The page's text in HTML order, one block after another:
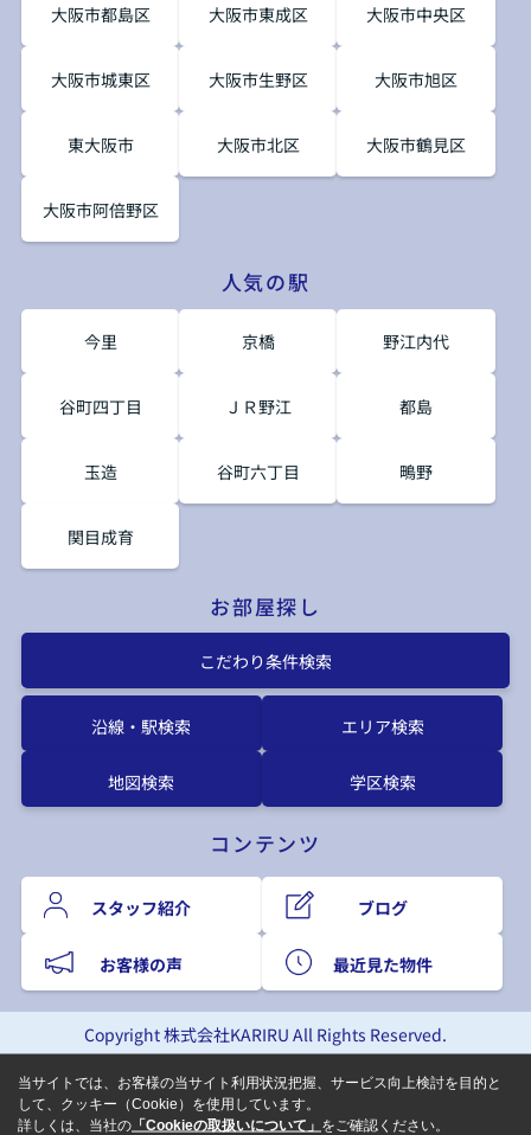
大阪市都島区 大阪市東成区 大阪市中央区
大阪市城東区 大阪市生野区 大阪市旭区
東大阪市 大阪市北区 大阪市鶴見区
大阪市阿倍野区
人気の駅
今里 京橋 野江内代
谷町四丁目 ＪＲ野江 都島
玉造 谷町六丁目 鴫野
関目成育
お部屋探し
こだわり条件検索
沿線・駅検索 エリア検索
地図検索 学区検索
コンテンツ
スタッフ紹介 ブログ
お客様の声 最近見た物件
Copyright 株式会社KARIRU All Rights Reserved.
当サイトでは、お客様の当サイト利用状況把握、サービス向上検討を目的と
して、クッキー（Cookie）を使用しています。
詳しくは、当社の 「Cookieの取扱いについて」 をご確認ください。